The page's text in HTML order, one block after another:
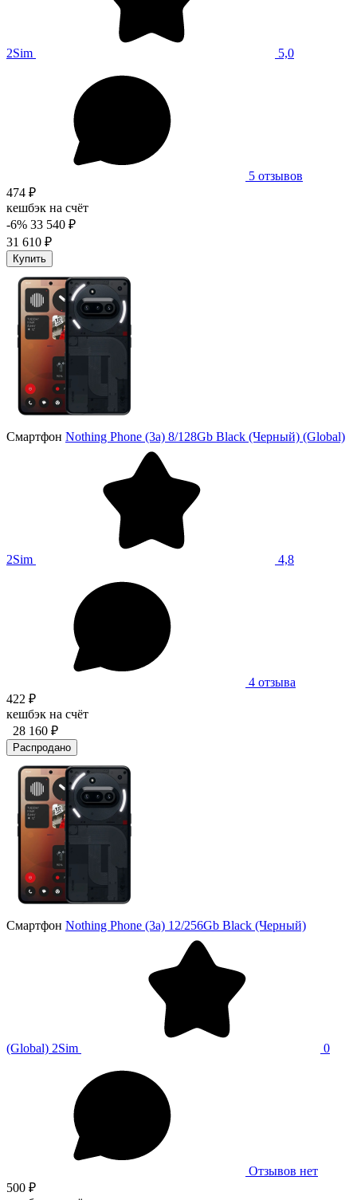
2Sim 5,0
5 отзывов
474 ₽
кешбэк на счёт
-6% 33 540 ₽
31 610 ₽
Купить
Смартфон Nothing Phone (3a) 8/128Gb Black (Черный) (Global)
2Sim 4,8
4 отзыва
422 ₽
кешбэк на счёт
28 160 ₽
Распродано
Смартфон Nothing Phone (3a) 12/256Gb Black (Черный)
(Global) 2Sim 0
Отзывов нет
500 ₽